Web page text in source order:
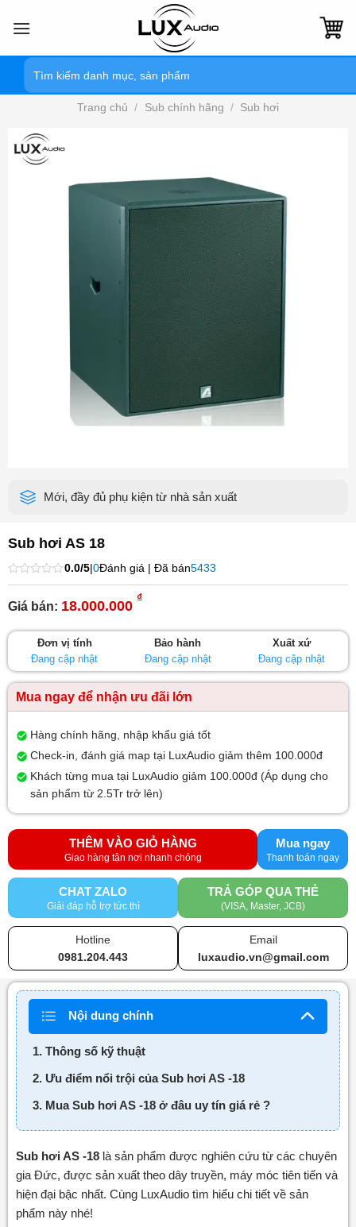
qua
Tìm
kiếm:
Trang chủ / Sub chính hãng / Sub hơi
Mới, đầy đủ phụ kiện từ nhà sản xuất
Sub hơi AS 18
Được
hạng
5
sao
0.0/5|0Đánh giá | Đã bán5433
Giá bán: 18.000.000
₫
Đơn vị tính
Đang cập nhật
Bảo hành
Đang cập nhật
Xuất xứ
Đang cập nhật
Mua ngay để nhận ưu đãi lớn
Hàng chính hãng, nhập khẩu giá tốt
Check-in, đánh giá map tại LuxAudio giảm thêm 100.000đ
Khách từng mua tại LuxAudio giảm 100.000đ (Áp dụng cho
sản phẩm từ 2.5Tr trở lên)
THÊM VÀO GIỎ HÀNG Mua ngay
CHAT ZALO
Giải đáp hỗ trợ tức thì
TRẢ GÓP QUA THẺ
(VISA, Master, JCB)
Hotline
0981.204.443
Email
luxaudio.vn@gmail.com
Nội dung chính
1. Thông số kỹ thuật
2. Ưu điểm nổi trội của Sub hơi AS -18
3. Mua Sub hơi AS -18 ở đâu uy tín giá rẻ ?
Sub hơi AS -18là sản phẩm được nghiên cứu từ các chuyên
gia Đức, được sản xuất theo dây truyền, máy móc tiên tiến và
hiện đại bậc nhất. Cùng LuxAudio tìm hiểu chi tiết về sản
phẩm này nhé!